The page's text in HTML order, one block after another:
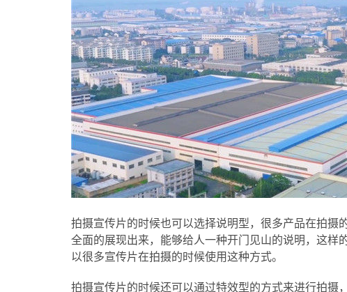
拍摄宣传片的时候也可以选择说明型，很多产品在拍摄
全面的展现出来，能够给人一种开门见山的说明，这
以很多宣传片在拍摄的时候使用这种方式。
拍摄宣传片的时候还可以通过特效型的方式来进行拍摄